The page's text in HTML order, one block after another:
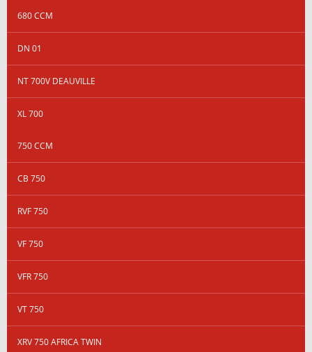
680 CCM
DN 01
NT 700V DEAUVILLE
XL 700
750 CCM
CB 750
RVF 750
VF 750
VFR 750
VT 750
XRV 750 AFRICA TWIN